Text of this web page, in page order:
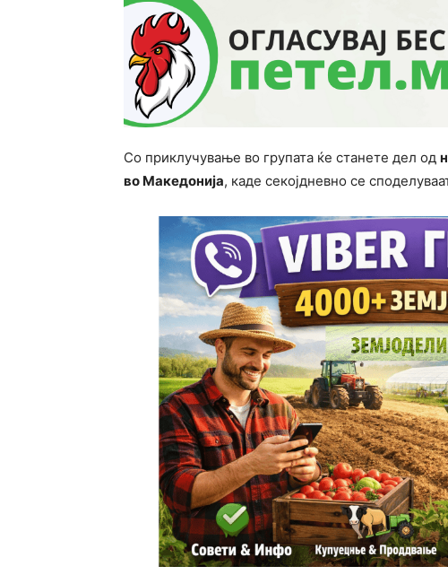
Со приклучување во групата ќе станете дел од
во Македонија, каде секојдневно се